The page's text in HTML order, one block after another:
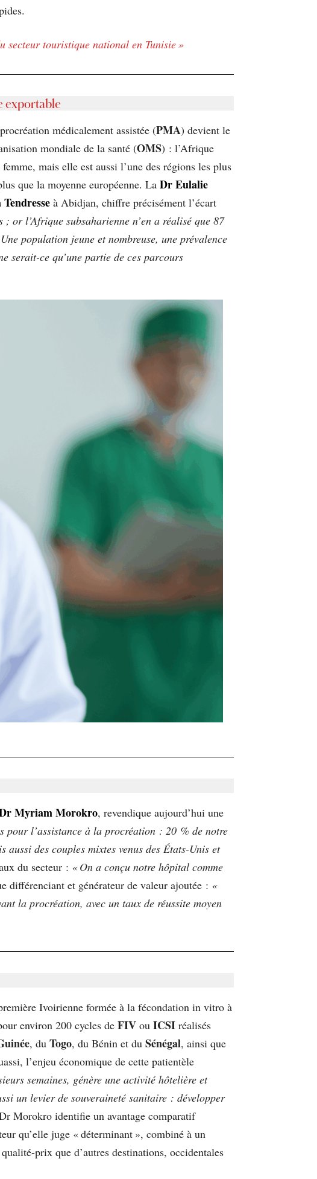
secteur touristique national en Tunisie »
exportable
médicalement assistée (PMA) devient le
mondiale de la santé (OMS) : l’Afrique
mais elle est aussi l’une des régions les plus
que la moyenne européenne. La Dr Eulalie
à Abidjan, chiffre précisément l’écart
l’Afrique subsaharienne n’en a réalisé que 87
population jeune et nombreuse, une prévalence
serait-ce qu’une partie de ces parcours
Myriam Morokro, revendique aujourd’hui une
pour l’assistance à la procréation : 20 % de notre
des couples mixtes venus des États-Unis et
du secteur : « On a conçu notre hôpital comme
différenciant et générateur de valeur ajoutée : «
la procréation, avec un taux de réussite moyen
Ivoirienne formée à la fécondation in vitro à
environ 200 cycles de FIV ou ICSI réalisés
, du Togo, du Bénin et du Sénégal, ainsi que
l’enjeu économique de cette patientèle
semaines, génère une activité hôtelière et
un levier de souveraineté sanitaire : développer
Morokro identifie un avantage comparatif
qu’elle juge « déterminant », combiné à un
prix que d’autres destinations, occidentales